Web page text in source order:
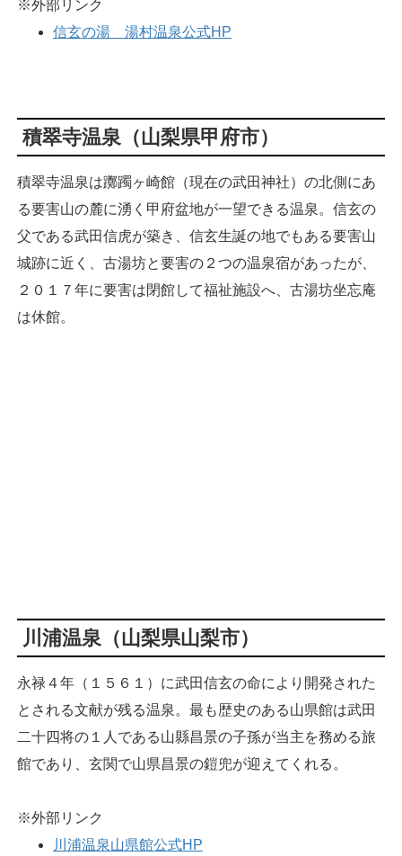
※外部リンク
信玄の湯 湯村温泉公式HP
積翠寺温泉（山梨県甲府市）
積翠寺温泉は躑躅ヶ崎館（現在の武田神社）の北側にあ
る要害山の麓に湧く甲府盆地が一望できる温泉。信玄の
父である武田信虎が築き、信玄生誕の地でもある要害山
城跡に近く、古湯坊と要害の２つの温泉宿があったが、
２０１７年に要害は閉館して福祉施設へ、古湯坊坐忘庵
は休館。
川浦温泉（山梨県山梨市）
永禄４年（１５６１）に武田信玄の命により開発された
とされる文献が残る温泉。最も歴史のある山県館は武田
二十四将の１人である山縣昌景の子孫が当主を務める旅
館であり、玄関で山県昌景の鎧兜が迎えてくれる。
※外部リンク
川浦温泉山県館公式HP